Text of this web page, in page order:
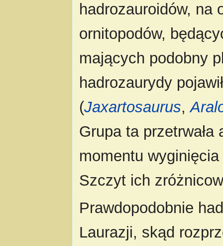
hadrozauroidów, na
ornitopodów,
mających podobny
hadrozaurydy
(Jaxartosaurus,
Grupa ta
momentu
Szczyt ich
Prawdopodobnie
Laurazji, skąd